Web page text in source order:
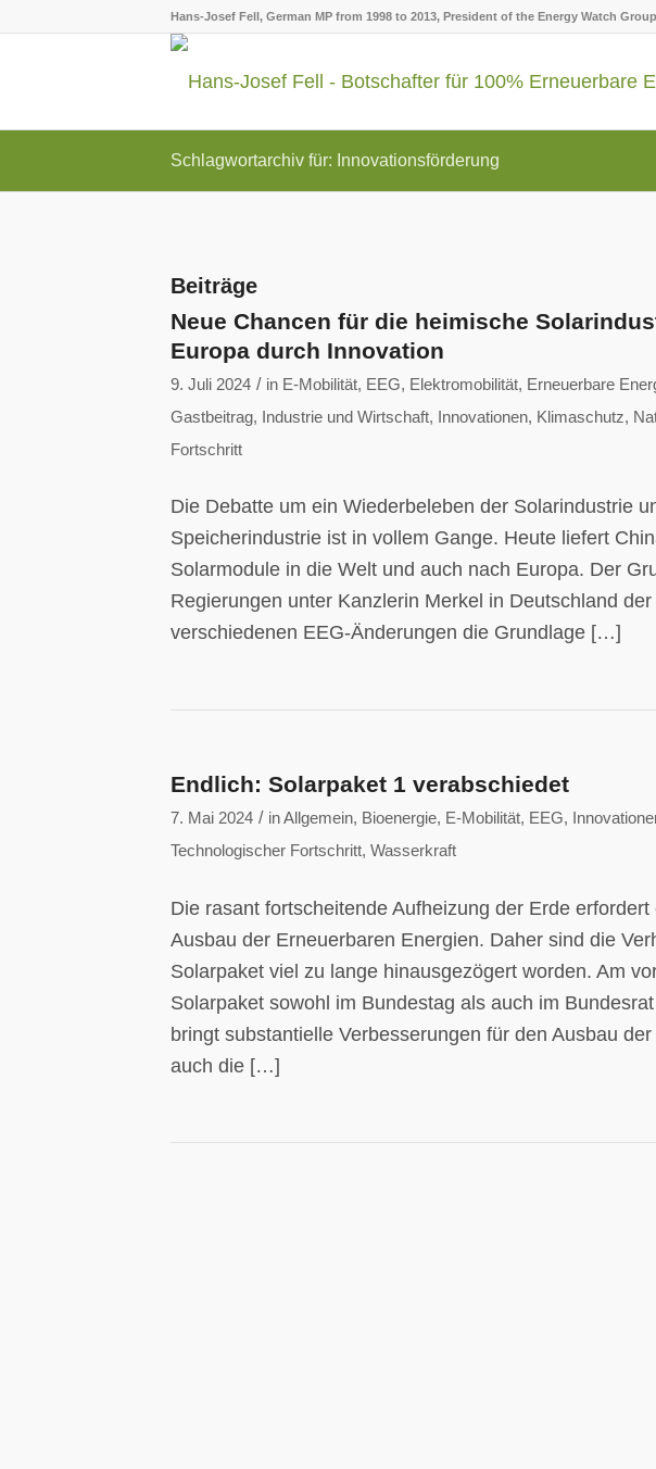
Hans-Josef Fell, German MP from 1998 to 2013, President of the Energy Watch
Schlagwortarchiv für: Innovationsförderung
Beiträge
Neue Chancen für die heimische
Europa durch Innovation
9. Juli 2024 / in E-Mobilität, EEG, Elektromobilität, Erneuerbare
Gastbeitrag, Industrie und Wirtschaft, Innovationen, Klimaschutz,
Fortschritt
Die Debatte um ein Wiederbeleben der Solarindustrie
Speicherindustrie ist in vollem Gange. Heute liefert
Solarmodule in die Welt und auch nach Europa. Der
Regierungen unter Kanzlerin Merkel in Deutschland
verschiedenen EEG-Änderungen die Grundlage […]
Endlich: Solarpaket 1 verabschiedet
7. Mai 2024 / inAllgemein, Bioenergie, E-Mobilität, EEG,
Technologischer Fortschritt, Wasserkraft
Die rasant fortscheitende Aufheizung der Erde
Ausbau der Erneuerbaren Energien. Daher sind die
Solarpaket viel zu lange hinausgezögert worden. Am
Solarpaket sowohl im Bundestag als auch im
bringt substantielle Verbesserungen für den Ausbau
auch die […]